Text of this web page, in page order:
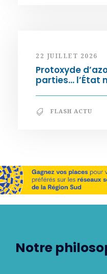
22 JUILLET 2026
Protoxyde
parties… l’État
FLASH ACTU
Notre